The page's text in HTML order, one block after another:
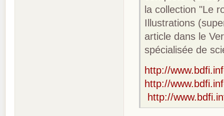
la collection "Le
Illustrations
article dans le
spécialisée de
http://
http://
http://